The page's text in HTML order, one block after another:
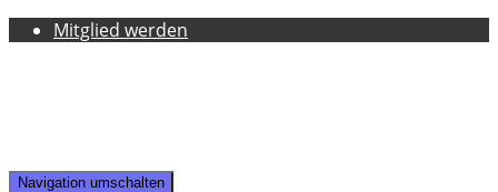
Mitglied werden
Navigation umschalten